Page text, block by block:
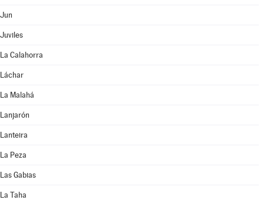
Jun
Juviles
La Calahorra
Láchar
La Malahá
Lanjarón
Lanteira
La Peza
Las Gabias
La Taha